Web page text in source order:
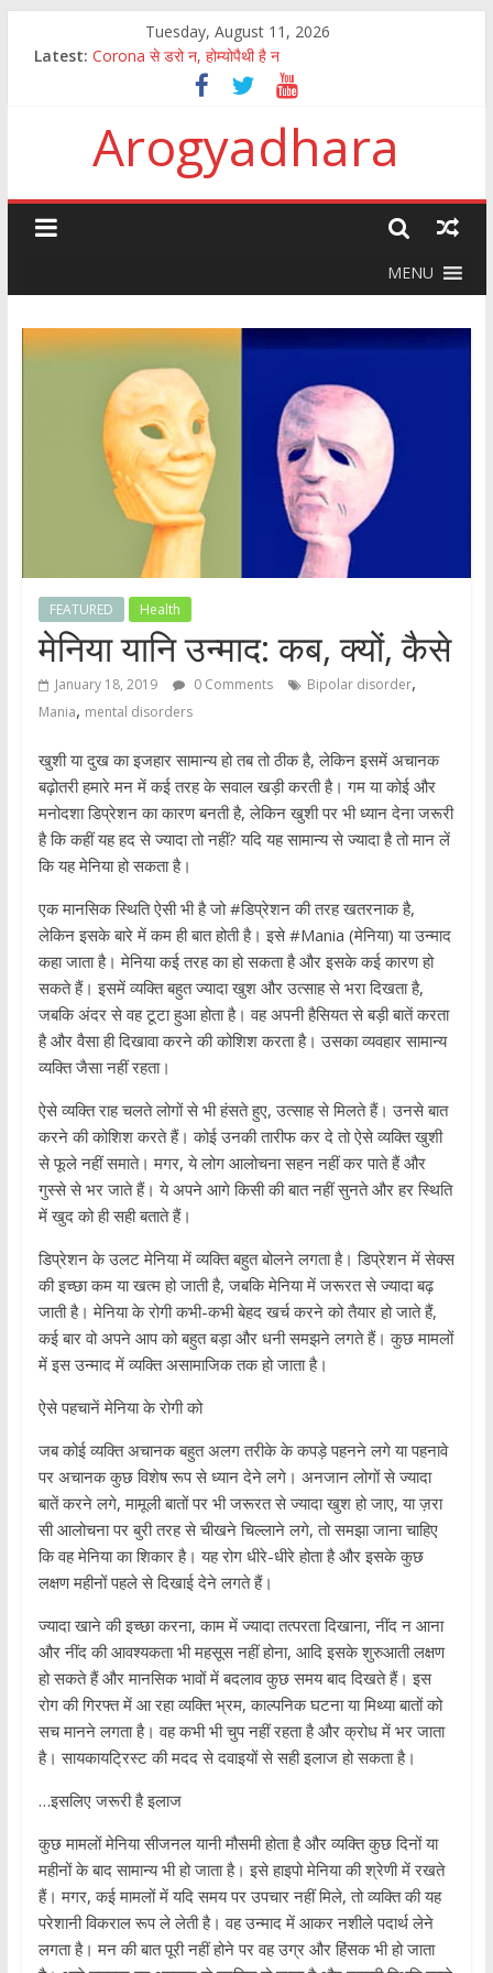
Tuesday, August 11, 2026
Latest: Corona से डरो न, होम्योपैथी है न
पुष्य नक्षत्र में अमृत वर्षा
How to fight the aftermath of chinese Corona virus
100 जानकारी जिसका ज्ञान सबको होना चाहिए
कितना आसान है मानव अंगों की तस्करी और बेचना खरीदना?
Arogyadhara
MENU
FEATURED Health
मेनिया यानि उन्माद: कब, क्यों, कैसे
January 18, 2019 0 Comments Bipolar disorder,
Mania, mental disorders
खुशी या दुख का इजहार सामान्य हो तब तो ठीक है, लेकिन इसमें अचानक
बढ़ोतरी हमारे मन में कई तरह के सवाल खड़ी करती है। गम या कोई और
मनोदशा डिप्रेशन का कारण बनती है, लेकिन खुशी पर भी ध्यान देना जरूरी
है कि कहीं यह हद से ज्यादा तो नहीं? यदि यह सामान्य से ज्यादा है तो मान लें
कि यह मेनिया हो सकता है।
एक मानसिक स्थिति ऐसी भी है जो #डिप्रेशन की तरह खतरनाक है,
लेकिन इसके बारे में कम ही बात होती है। इसे #Mania (मेनिया) या उन्माद
कहा जाता है। मेनिया कई तरह का हो सकता है और इसके कई कारण हो
सकते हैं। इसमें व्यक्ति बहुत ज्यादा खुश और उत्साह से भरा दिखता है,
जबकि अंदर से वह टूटा हुआ होता है। वह अपनी हैसियत से बड़ी बातें करता
है और वैसा ही दिखावा करने की कोशिश करता है। उसका व्यवहार सामान्य
व्यक्ति जैसा नहीं रहता।
ऐसे व्यक्ति राह चलते लोगों से भी हंसते हुए, उत्साह से मिलते हैं। उनसे बात
करने की कोशिश करते हैं। कोई उनकी तारीफ कर दे तो ऐसे व्यक्ति खुशी
से फूले नहीं समाते। मगर, ये लोग आलोचना सहन नहीं कर पाते हैं और
गुस्से से भर जाते हैं। ये अपने आगे किसी की बात नहीं सुनते और हर स्थिति
में खुद को ही सही बताते हैं।
डिप्रेशन के उलट मेनिया में व्यक्ति बहुत बोलने लगता है। डिप्रेशन में सेक्स
की इच्छा कम या खत्म हो जाती है, जबकि मेनिया में जरूरत से ज्यादा बढ़
जाती है। मेनिया के रोगी कभी-कभी बेहद खर्च करने को तैयार हो जाते हैं,
कई बार वो अपने आप को बहुत बड़ा और धनी समझने लगते हैं। कुछ मामलों
में इस उन्माद में व्यक्ति असामाजिक तक हो जाता है।
ऐसे पहचानें मेनिया के रोगी को
जब कोई व्यक्ति अचानक बहुत अलग तरीके के कपड़े पहनने लगे या पहनावे
पर अचानक कुछ विशेष रूप से ध्यान देने लगे। अनजान लोगों से ज्यादा
बातें करने लगे, मामूली बातों पर भी जरूरत से ज्यादा खुश हो जाए, या ज़रा
सी आलोचना पर बुरी तरह से चीखने चिल्लाने लगे, तो समझा जाना चाहिए
कि वह मेनिया का शिकार है। यह रोग धीरे-धीरे होता है और इसके कुछ
लक्षण महीनों पहले से दिखाई देने लगते हैं।
ज्यादा खाने की इच्छा करना, काम में ज्यादा तत्परता दिखाना, नींद न आना
और नींद की आवश्यकता भी महसूस नहीं होना, आदि इसके शुरुआती लक्षण
हो सकते हैं और मानसिक भावों में बदलाव कुछ समय बाद दिखते हैं। इस
रोग की गिरफ्त में आ रहा व्यक्ति भ्रम, काल्पनिक घटना या मिथ्या बातों को
सच मानने लगता है। वह कभी भी चुप नहीं रहता है और क्रोध में भर जाता
है। सायकायट्रिस्ट की मदद से दवाइयों से सही इलाज हो सकता है।
…इसलिए जरूरी है इलाज
कुछ मामलों मेनिया सीजनल यानी मौसमी होता है और व्यक्ति कुछ दिनों या
महीनों के बाद सामान्य भी हो जाता है। इसे हाइपो मेनिया की श्रेणी में रखते
हैं। मगर, कई मामलों में यदि समय पर उपचार नहीं मिले, तो व्यक्ति की यह
परेशानी विकराल रूप ले लेती है। वह उन्माद में आकर नशीले पदार्थ लेने
लगता है। मन की बात पूरी नहीं होने पर वह उग्र और हिंसक भी हो जाता